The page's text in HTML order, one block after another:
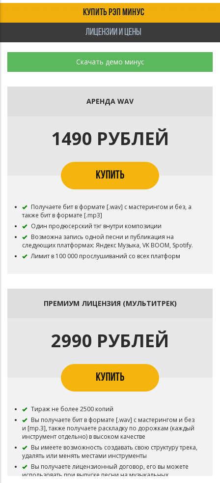
КУПИТЬ РЭП МИНУС
ЛИЦЕНЗИИ И ЦЕНЫ
Скачать демо минус
АРЕНДА WAV
1490 РУБЛЕЙ
КУПИТЬ
Получаете бит в формате [.wav] с мастерингом и без, а
также бит в формате [.mp3]
Один продюсерский тэг внутри композиции
Возможна запись одной песни и публикация на
следующих платформах: Яндекс Музыка, VK BOOM, Spotify.
Лимит в 100 000 прослушиваний со всех платформ
ПРЕМИУМ ЛИЦЕНЗИЯ (МУЛЬТИТРЕК)
2990 РУБЛЕЙ
КУПИТЬ
Тираж не более 2500 копий
Вы получаете бит в формате [.wav] с мастерингом и без
и [mp.3], также получаете раскладку по дорожкам (каждый
инструмент отдельно) в высоком качестве
Вы имеете возможность создавать свою структуру трека,
удалять или менять местами инструменты
Вы получаете лицензионный договор, его вы можете
использовать при выпуске песни на музыкальных